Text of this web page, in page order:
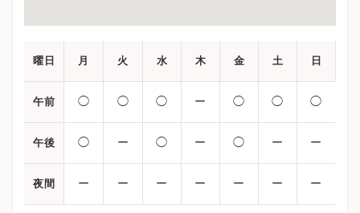
曜日 月 火 水 木 金 土 日
午前 ◯ ◯ ◯ ー ◯ ◯ ◯
午後 ◯ ー ◯ ー ◯ ー ー
夜間 ー ー ー ー ー ー ー